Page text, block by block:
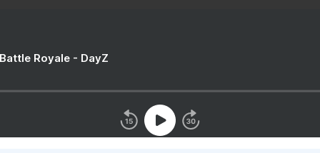
Royale - DayZ